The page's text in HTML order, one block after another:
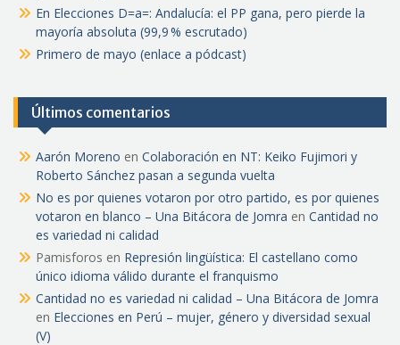
En Elecciones D=a=: Andalucía: el PP gana, pero pierde la
mayoría absoluta (99,9 % escrutado)
Primero de mayo (enlace a pódcast)
Últimos comentarios
Aarón Moreno en Colaboración en NT: Keiko Fujimori y
Roberto Sánchez pasan a segunda vuelta
No es por quienes votaron por otro partido, es por quienes
votaron en blanco – Una Bitácora de Jomra en Cantidad no
es variedad ni calidad
Pamisforos en Represión lingüística: El castellano como
único idioma válido durante el franquismo
Cantidad no es variedad ni calidad – Una Bitácora de Jomra
en Elecciones en Perú – mujer, género y diversidad sexual
(V)